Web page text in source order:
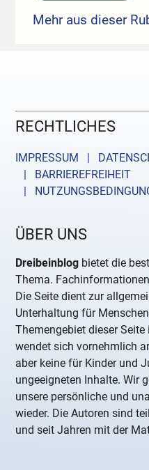
Mehr aus dieser
RECHTLICHES
IMPRESSUM |
| BARRIEREFREIHEIT
|
ÜBER UNS
Dreibeinblog bietet die
Thema.
Die Seite dient zur
Unterhaltung für
Themengebiet dieser Seite
wendet sich vornehmlich
aber keine für Kinder und
ungeeigneten Inhalte. Wir
unsere persönliche und
wieder. Die Autoren sind
und seit Jahren mit der